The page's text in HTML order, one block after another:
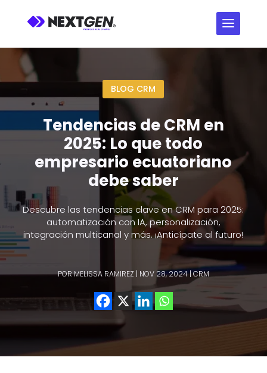
BLOG CRM
Tendencias de CRM en
2025: Lo que todo
empresario ecuatoriano
debe saber
Descubre las tendencias clave en CRM para 2025:
automatización con IA, personalización,
integración multicanal y más. ¡Anticípate al futuro!
PORMELISSA RAMIREZ | NOV 28, 2024 | CRM